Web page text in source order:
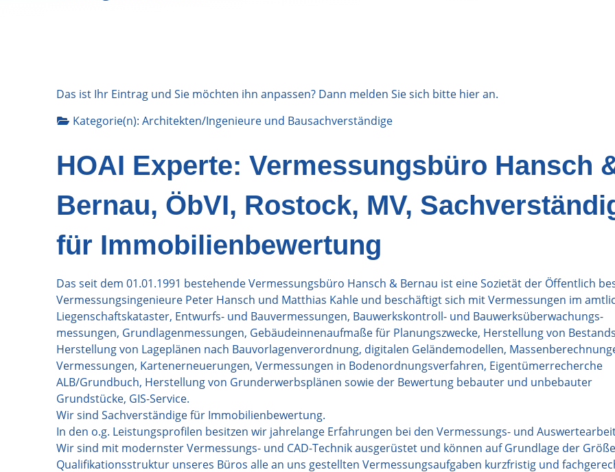
Das ist Ihr Eintrag und Sie möchten ihn anpassen? Dann melden Sie sich bitte hieran.
Kategorie(n): Architekten/Ingenieure und Bausachverständige
HOAI Experte: Vermessungsbüro Hansch
Bernau, ÖbVI, Rostock, MV,
für Immobilienbewertung
Das seit dem 01.01.1991 bestehende Vermessungsbüro Hansch & Bernau ist eine Sozietät der Öffentlich
Vermessungsingenieure Peter Hansch und Matthias Kahle und beschäftigt sich mit Vermessungen im
Liegenschaftskataster, Entwurfs- und Bauvermessungen, Bauwerkskontroll- und Bauwerksüberwachungs-
messungen, Grundlagenmessungen, Gebäudeinnenaufmaße für Planungszwecke, Herstellung von
Herstellung von Lageplänen nach Bauvorlagenverordnung, digitalen Geländemodellen,
Vermessungen, Kartenerneuerungen, Vermessungen in Bodenordnungsverfahren, Eigentümerrecherche
ALB/Grundbuch, Herstellung von Grunderwerbsplänen sowie der Bewertung bebauter und unbebauter
Grundstücke, GIS-Service.
Wir sind Sachverständige für Immobilienbewertung.
In den o.g. Leistungsprofilen besitzen wir jahrelange Erfahrungen bei den Vermessungs- und
Wir sind mit modernster Vermessungs- und CAD-Technik ausgerüstet und können auf Grundlage der
Qualifikationsstruktur unseres Büros alle an uns gestellten Vermessungsaufgaben kurzfristig und